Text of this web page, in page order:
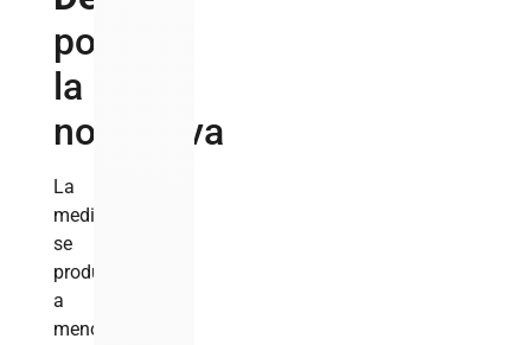
por
la
normativa
La
medida
se
produce
a
menos